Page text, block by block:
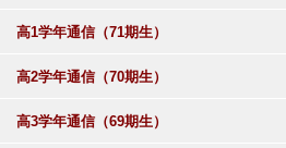
高1学年通信（71期生）
高2学年通信（70期生）
高3学年通信（69期生）